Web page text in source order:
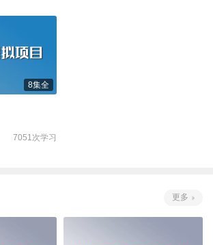
8集全
7051次学习
更多